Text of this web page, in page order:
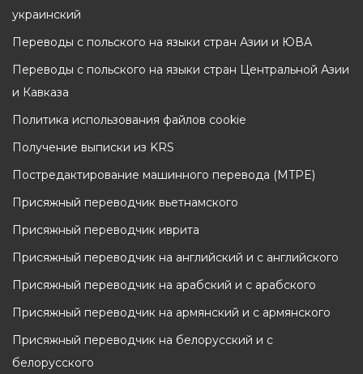
украинский
Переводы с польского на языки стран Азии и ЮВА
Переводы с польского на языки стран Центральной Азии
и Кавказа
Политика использования файлов cookie
Получение выписки из KRS
Постредактирование машинного перевода (MTPE)
Присяжный переводчик вьетнамского
Присяжный переводчик иврита
Присяжный переводчик на английский и с английского
Присяжный переводчик на арабский и с арабского
Присяжный переводчик на армянский и с армянского
Присяжный переводчик на белорусский и с
белорусского